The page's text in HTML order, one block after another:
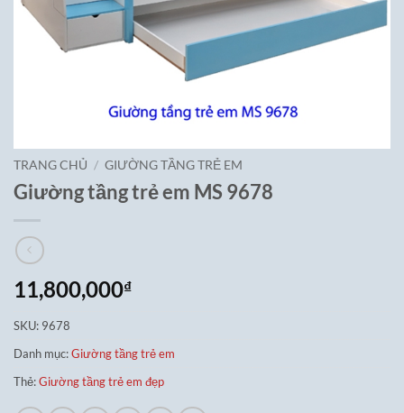
TRANG CHỦ / GIƯỜNG TẦNG TRẺ EM
Giường tầng trẻ em MS 9678
11,800,000₫
SKU: 9678
Danh mục:Giường tầng trẻ em
Thẻ:Giường tầng trẻ em đẹp